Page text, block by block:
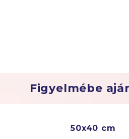
Figyelmébe
50x40 cm